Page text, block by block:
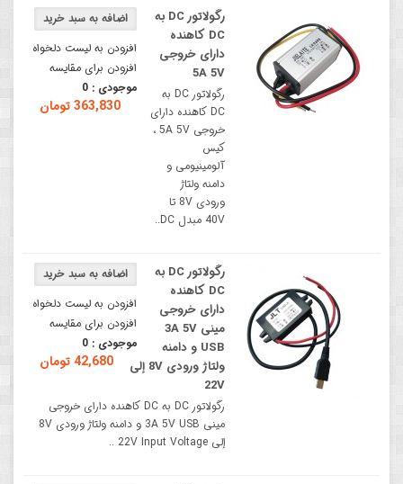
افزودن به لیست دلخواه
افزودن برای مقایسه
موجودی : 0
363,830 تومان
رگولاتور DC به
DC کاهنده
دارای خروجی
5A 5V
رگولاتور DC به
DC کاهنده دارای
خروجی 5A 5V ،
کیس
آلومینیومی و
دامنه ولتاژ
ورودی 8V تا
40V مبدل DC..
افزودن به لیست دلخواه
افزودن برای مقایسه
موجودی : 0
42,680 تومان
رگولاتور DC به
DC کاهنده
دارای خروجی
مینی 3A 5V
USB و دامنه
ولتاژ ورودی 8V إلی
22V
رگولاتور DC به DC کاهنده دارای خروجی
مینی 3A 5V USB و دامنه ولتاژ ورودی 8V
إلی 22V Input Voltage ..